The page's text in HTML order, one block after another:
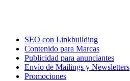
SEO con Linkbuilding
Contenido para Marcas
Publicidad para anunciantes
Envío de Mailings y Newsletters
Promociones